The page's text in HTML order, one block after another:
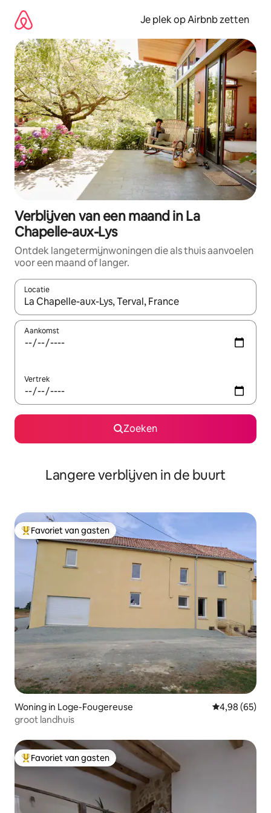
direct
naar
inhoud
Je plek op Airbnb zetten
Verblijven van een maand in La
Chapelle-aux-Lys
Ontdek langetermijnwoningen die als thuis aanvoelen
voor een maand of langer.
Locatie
Wanneer er resultaten beschikbaar zijn, maak je een keuze
Aankomst
Vertrek
Zoeken
Langere verblijven in de buurt
Topfavoriet van gasten
Favoriet van gasten
Woning in Loge-Fougereuse Gemiddelde
4,98 (65)
groot landhuis
Topfavoriet van gasten
Favoriet van gasten